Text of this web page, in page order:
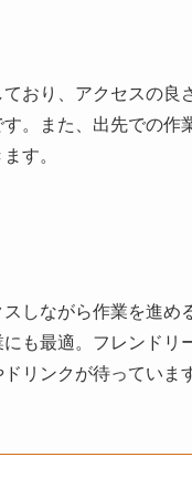
おり、アクセスの良
。また、出先での作
す。
しながら作業を進め
も最適。フレンドリ
リンクが待っていま